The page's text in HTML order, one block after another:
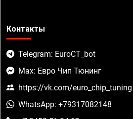
Контакты
Telegram: EuroCT_bot
Max: Евро Чип Тюнинг
https://vk.com/euro_chip_tuning
WhatsApp: +79317082148